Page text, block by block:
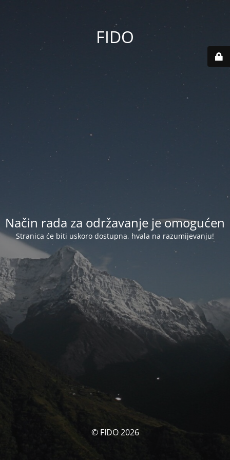
FIDO
Način rada za održavanje je omogućen
Stranica će biti uskoro dostupna, hvala na razumijevanju!
© FIDO 2026